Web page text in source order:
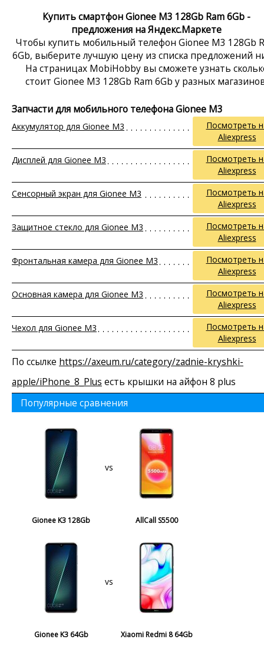
Купить смартфон Gionee M3 128Gb Ram 6Gb -
предложения на Яндекс.Маркете
Чтобы купить мобильный телефон Gionee M3 128Gb
6Gb, выберите лучшую цену из списка предложений
На страницах MobiHobby вы сможете узнать
стоит Gionee M3 128Gb Ram 6Gb у разных
Запчасти для мобильного телефона Gionee M3
Аккумулятор для Gionee M3
Посмотреть
Aliexpress
Дисплей для Gionee M3
Посмотреть
Aliexpress
Сенсорный экран для Gionee M3
Посмотреть
Aliexpress
Защитное стекло для Gionee M3
Посмотреть
Aliexpress
Фронтальная камера для Gionee M3
Посмотреть
Aliexpress
Основная камера для Gionee M3
Посмотреть
Aliexpress
Чехол для Gionee M3
Посмотреть
Aliexpress
По ссылке https://axeum.ru/category/zadnie-kryshki-
apple/iPhone_8_Plus есть крышки на айфон 8 plus
Популярные сравнения
Gionee K3 128Gb
vs
AllCall S5500
Gionee K3 64Gb
vs
Xiaomi Redmi 8 64Gb